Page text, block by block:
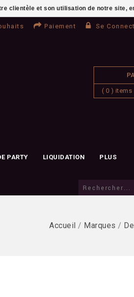
Paiement Se
( 0 ) items
PARTY LIQUIDATION PLUS
Accueil / Marques /
clientèle et son utilisation de notre site,